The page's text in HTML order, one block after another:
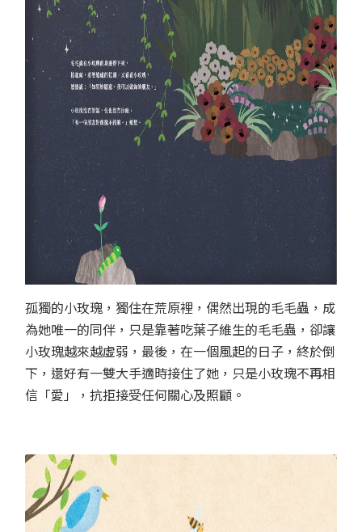
孤獨的小玫瑰，獨住在荒原裡，偶然出現的毛毛蟲，成
為她唯一的同伴，只是靠著吃葉子維生的毛毛蟲，卻讓
小玫瑰越來越虛弱，最後，在一個風起的日子，終於倒
下，還好有一雙大手適時接住了她，只是小玫瑰不再相
信「愛」，抗拒接受任何關心及照顧。